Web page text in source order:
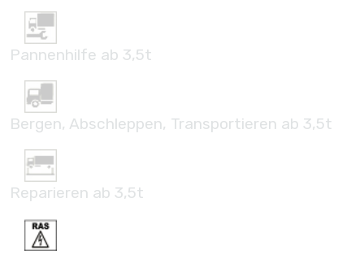
Pannenhilfe ab 3,5t
Bergen, Abschleppen, Transportieren ab 3,5t
Reparieren ab 3,5t